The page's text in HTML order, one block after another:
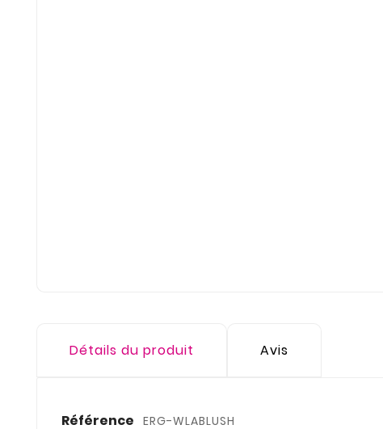
Détails du produit Avis
Référence ERG-WLABLUSH